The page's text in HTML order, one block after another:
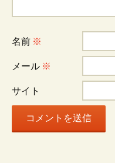
ー
シ
ョ
ン
名前 ※
メール ※
サイト